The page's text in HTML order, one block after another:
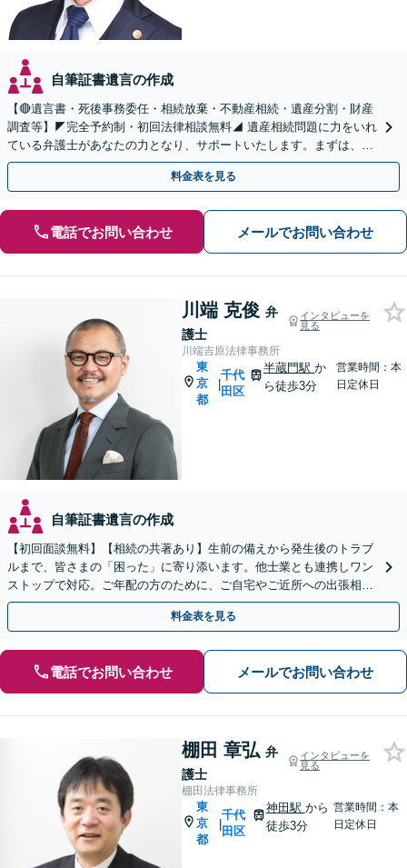
自筆証書遺言の作成
【🔴遺言書・死後事務委任・相続放棄・不動産相続・遺産分割・財産
調査等】◤完全予約制・初回法律相談無料◢ 遺産相続問題に力をいれ
ている弁護士があなたの力となり、サポートいたします。まずは、お
気軽にお問い合わせください。
料金表を見る
電話でお問い合わせ メールでお問い合わせ
川端 克俊 弁
護士
インタビューを
見る
川端吉原法律事務所
東
京
都
|
千代
田区
半蔵門駅か
ら徒歩3分
営業時間：本
日定休日
自筆証書遺言の作成
【初回面談無料】【相続の共著あり】生前の備えから発生後のトラブ
ルまで、皆さまの「困った」に寄り添います。他士業とも連携しワン
ストップで対応。ご年配の方のために、ご自宅やご近所への出張相談
を実施しています。【秘密厳守】【休日・夜間相談可】
料金表を見る
電話でお問い合わせ メールでお問い合わせ
棚田 章弘 弁
護士
インタビューを
見る
棚田法律事務所
東
京
都
|
千代
田区
神田駅 から
徒歩3分
営業時間：本
日定休日